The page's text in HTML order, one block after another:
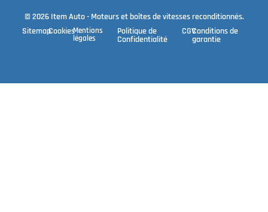
© 2026 Item Auto - Moteurs et boîtes de vitesses reconditionnés.
SitemapCookiesMentions
légales
Politique de
Confidentialité
CGVConditions de
garantie